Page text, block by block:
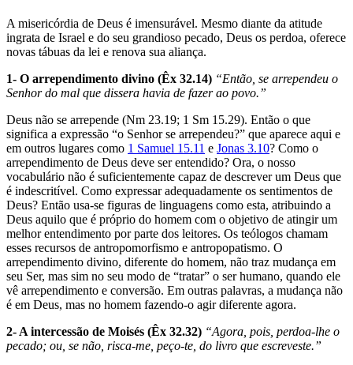
A misericórdia de Deus é imensurável. Mesmo diante da atitude
ingrata de Israel e do seu grandioso pecado, Deus os perdoa, oferece
novas tábuas da lei e renova sua aliança.
1- O arrependimento divino (Êx 32.14) “Então, se arrependeu o
Senhor do mal que dissera havia de fazer ao povo.”
Deus não se arrepende (Nm 23.19; 1 Sm 15.29). Então o que
significa a expressão “o Senhor se arrependeu?” que aparece aqui e
em outros lugares como 1 Samuel 15.11 e Jonas 3.10? Como o
arrependimento de Deus deve ser entendido? Ora, o nosso
vocabulário não é suficientemente capaz de descrever um Deus que
é indescritível. Como expressar adequadamente os sentimentos de
Deus? Então usa-se figuras de linguagens como esta, atribuindo a
Deus aquilo que é próprio do homem com o objetivo de atingir um
melhor entendimento por parte dos leitores. Os teólogos chamam
esses recursos de antropomorfismo e antropopatismo. O
arrependimento divino, dife­rente do homem, não traz mudança em
seu Ser, mas sim no seu modo de “tratar” o ser humano, quando ele
vê arrependimento e conversão. Em outras palavras, a mudança não
é em Deus, mas no homem fazendo-o agir diferente agora.
2- A intercessão de Moisés (Êx 32.32) “Agora, pois, perdoa-lhe o
pecado; ou, se não, risca-me, peço-te, do livro que escreveste.”